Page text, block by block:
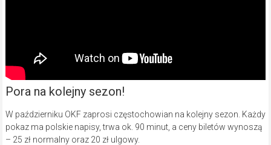
Pora na kolejny sezon!
W październiku OKF zaprosi częstochowian na kolejny sezon. Każdy
pokaz ma polskie napisy, trwa ok. 90 minut, a ceny biletów wynoszą
– 25 zł normalny oraz 20 zł ulgowy.